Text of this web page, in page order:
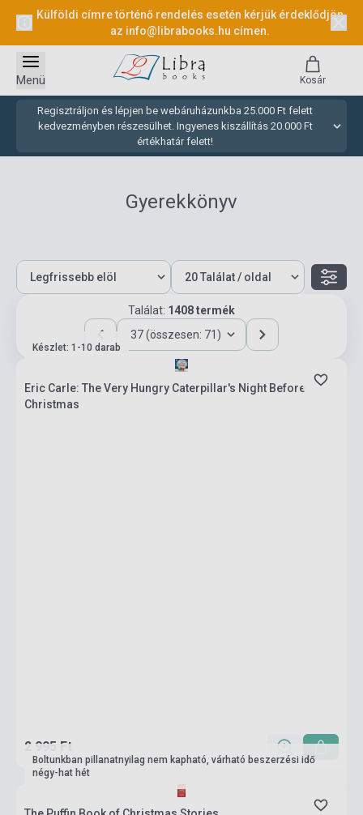
Külföldi címre történő rendelés esetén kérjük érdeklődjön
az info@librabooks.hu címen.
Regisztráljon és lépjen be webáruházunkba 25.000 Ft felett
kedvezményben részesülhet. Ingyenes kiszállítás 20.000 Ft
értékhatár felett!
Menü Kosár
Gyerekkönyv
Találat: 1408 termék
37 (összesen: 71)
Készlet: 1-10 darab
Eric Carle: The Very Hungry Caterpillar's Night Before
Christmas
2 995 Ft
Boltunkban pillanatnyilag nem kapható, várható beszerzési idő
négy-hat hét